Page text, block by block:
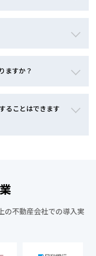
ますか？
ることはできます
の不動産会社での導入実